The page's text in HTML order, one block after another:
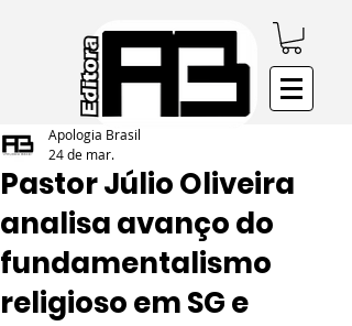
Pastor Júlio Oliveira
analisa avanço do
fundamentalismo
religioso em SG e
Apologia Brasil
24 de mar.